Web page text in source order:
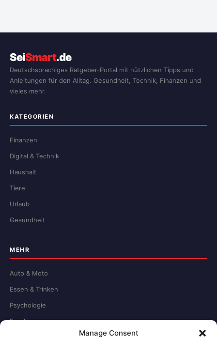
Manage Consent
SeiSmart.de
Deutschsprachiges Ratgeber-Portal mit nützlichen Tipps und
Anleitungen für den Alltag. Gesundheit, Technik, Finanzen und
vieles mehr.
KATEGORIEN
Finanzen
Digital & Technik
Haushalt
Tiere
Urlaub
Gesundheit
MEHR
Auto & Moto
Essen & Trinken
Psychologie
Familie